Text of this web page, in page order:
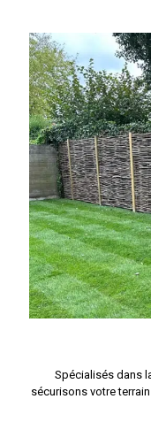
Spécialisés dans
sécurisons votre